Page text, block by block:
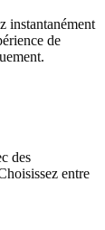
instantanément
de
des
entre